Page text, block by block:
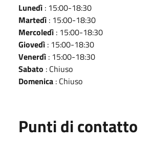
Lunedì : 15:00-18:30
Martedì : 15:00-18:30
Mercoledì : 15:00-18:30
Giovedì : 15:00-18:30
Venerdì : 15:00-18:30
Sabato : Chiuso
Domenica : Chiuso
Punti di contatto